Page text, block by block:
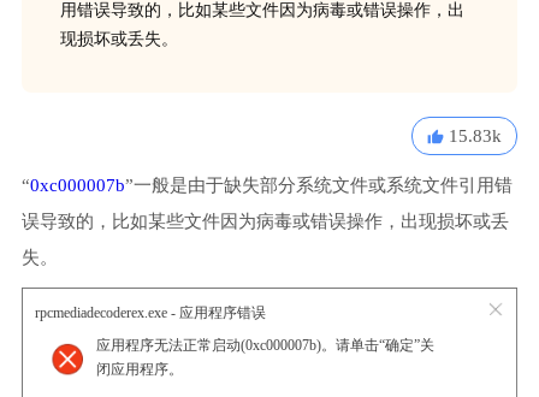
用错误导致的，比如某些文件因为病毒或错误操作，出
现损坏或丢失。
15.83k
“0xc000007b”一般是由于缺失部分系统文件或系统文件引用错
误导致的，比如某些文件因为病毒或错误操作，出现损坏或丢
失。
rpcmediadecoderex.exe - 应用程序错误
应用程序无法正常启动(0xc000007b)。请单击“确定”关
闭应用程序。